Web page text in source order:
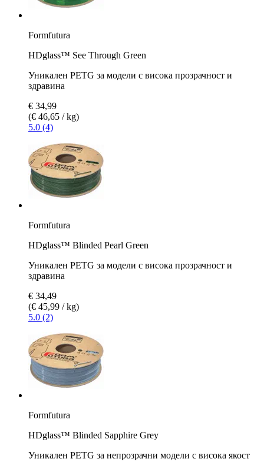
Formfutura
HDglass™ See Through Green
Уникален PETG за модели с висока прозрачност и
здравина
€ 34,99
(€ 46,65 / kg)
5.0 (4)
Formfutura
HDglass™ Blinded Pearl Green
Уникален PETG за модели с висока прозрачност и
здравина
€ 34,49
(€ 45,99 / kg)
5.0 (2)
Formfutura
HDglass™ Blinded Sapphire Grey
Уникален PETG за непрозрачни модели с висока якост